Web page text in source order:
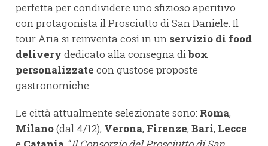
perfetta per condividere uno sfizioso aperitivo
con protagonista il Prosciutto di San Daniele. Il
tour Aria si reinventa così in un servizio di food
delivery dedicato alla consegna dibox
personalizzate con gustose proposte
gastronomiche.
Le città attualmente selezionate sono: Roma,
Milano(dal 4/12), Verona, Firenze, Bari, Lecce